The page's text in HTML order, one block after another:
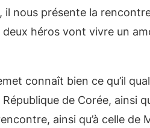
nous présente la
deux héros vont vivre un
connaît bien ce qu’il
République de Corée, ainsi
ainsi qu’à celle de